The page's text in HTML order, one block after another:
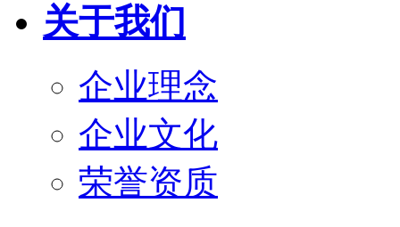
关于我们
企业理念
企业文化
荣誉资质